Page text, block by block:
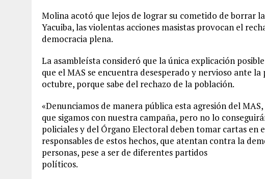
Molina acotó que lejos de lograr su cometido de borrar
Yacuiba, las violentas acciones masistas provocan el
democracia plena.
La asambleísta consideró que la única explicación
que el MAS se encuentra desesperado y nervioso ante
octubre, porque sabe del rechazo de la población.
«Denunciamos de manera pública esta agresión del
que sigamos con nuestra campaña, pero no lo
policiales y del Órgano Electoral deben tomar cartas en
responsables de estos hechos, que atentan contra la
personas, pese a ser de diferentes partidos
políticos.